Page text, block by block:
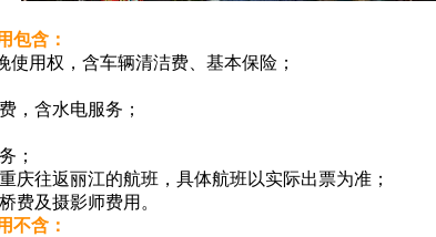
包含：
用权，含车辆清洁费、基本保险；
，含水电服务；
；
庆往返丽江的航班，具体航班以实际出票为准；
费及摄影师费用。
不含：